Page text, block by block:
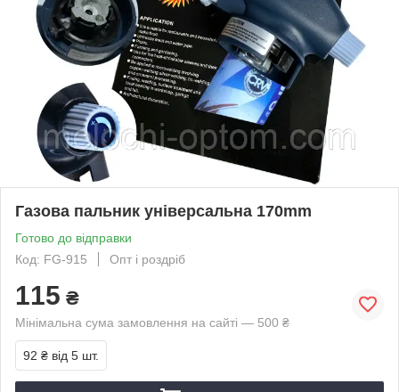
Газова пальник універсальна 170mm
Готово до відправки
Код: FG-915
Опт і роздріб
115 ₴
Мінімальна сума замовлення на сайті — 500 ₴
92 ₴ від 5 шт.